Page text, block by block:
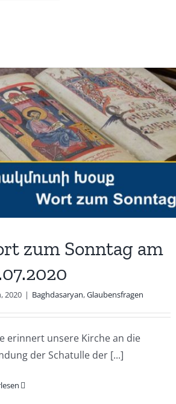
zum Sonntag am
2020 | Baghdasaryan,Glaubensfragen
erinnert unsere Kirche an die
der Schatulle der [...]
Wort zum Sonntag am
23.05.2020
Baghdasaryan Glaubensfragen